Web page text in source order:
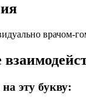
врачом-
эту букву: